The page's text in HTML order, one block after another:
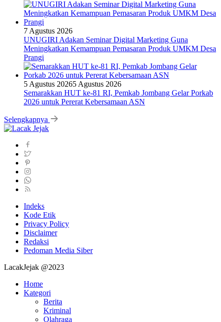
7 Agustus 2026
UNUGIRI Adakan Seminar Digital Marketing Guna
Meningkatkan Kemampuan Pemasaran Produk UMKM Desa
Prangi
5 Agustus 20265 Agustus 2026
Semarakkan HUT ke-81 RI, Pemkab Jombang Gelar Porkab
2026 untuk Pererat Kebersamaan ASN
Selengkapnya
Indeks
Kode Etik
Privacy Policy
Disclaimer
Redaksi
Pedoman Media Siber
LacakJejak @2023
Home
Kategori
Berita
Kriminal
Olahraga